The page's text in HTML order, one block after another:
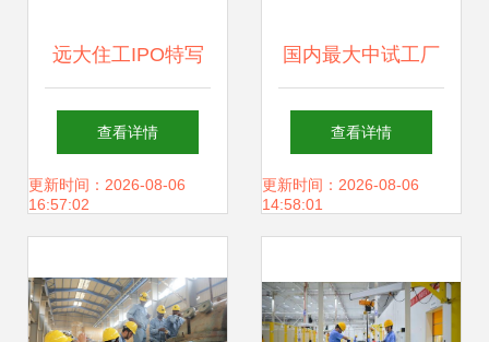
远大住工IPO特写
张氏兄弟的财富“竞
争”与技术咨询及服
查看详情
更新时间：2026-08-06
16:57:02
国内最大中试工厂
落成，生物制造领
域迎来里程碑式突
查看详情
更新时间：2026-08-06
14:58:01